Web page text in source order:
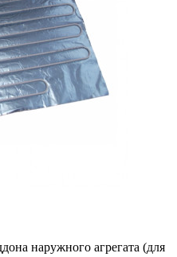
наружного агрегата (для